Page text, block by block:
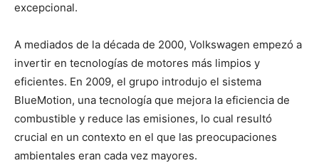
excepcional.
A mediados de la década de 2000, Volkswagen empezó a
invertir en tecnologías de motores más limpios y
eficientes. En 2009, el grupo introdujo el sistema
BlueMotion, una tecnología que mejora la eficiencia de
combustible y reduce las emisiones, lo cual resultó
crucial en un contexto en el que las preocupaciones
ambientales eran cada vez mayores.